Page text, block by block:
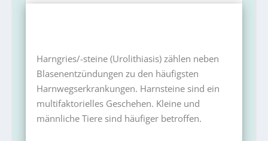
Harngries/-steine (Urolithiasis) zählen neben
Blasenentzündungen zu den häufigsten
Harnwegserkrankungen. Harnsteine sind ein
multifaktorielles Geschehen. Kleine und
männliche Tiere sind häufiger betroffen.